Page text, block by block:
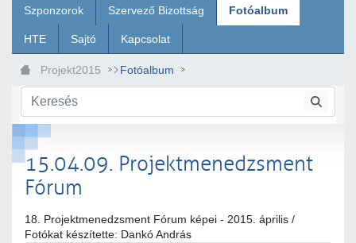
Szponzorok Szervező Bizottság Fotóalbum
HTE Sajtó Kapcsolat
Projekt2015 Fotóalbum
15.04.09. Projektmenedzsment Fórum
15.04.09. Projektmenedzsment
Fórum
18. Projektmenedzsment Fórum képei - 2015. április /
Fotókat készítette: Dankó András